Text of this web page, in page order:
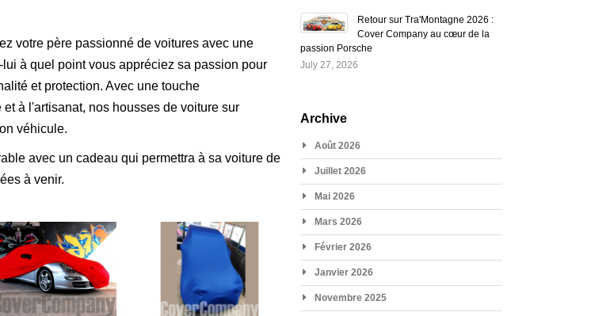
votre père passionné de voitures avec une
à quel point vous appréciez sa passion pour
et protection. Avec une touche
à l'artisanat, nos housses de voiture sur
véhicule.
avec un cadeau qui permettra à sa voiture de
à venir.
Retour sur Tra'Montagne 2026 :
Cover Company au cœur de la
passion Porsche
July 27, 2026
Archive
Août 2026
Juillet 2026
Mai 2026
Mars 2026
Février 2026
Janvier 2026
Novembre 2025